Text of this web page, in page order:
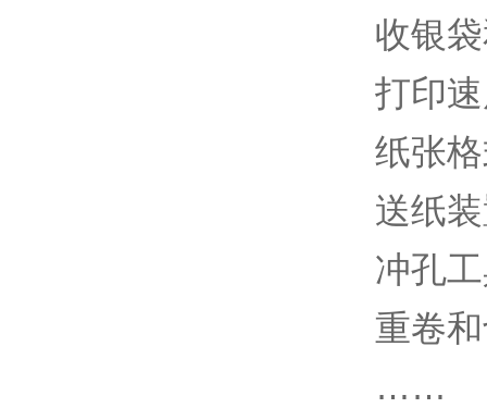
收银
打印
纸张
送纸
冲孔
重卷
……